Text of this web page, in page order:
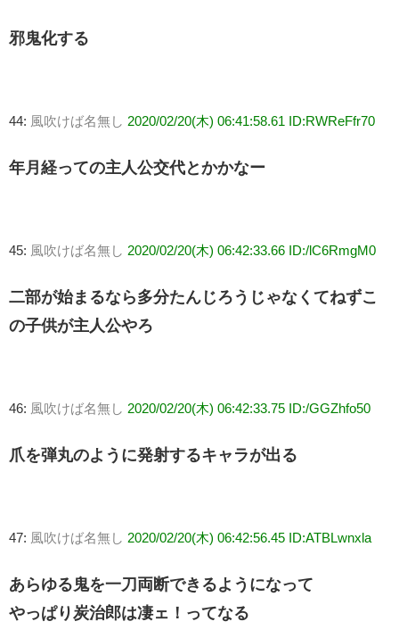
邪鬼化する
44: 風吹けば名無し 2020/02/20(木) 06:41:58.61 ID:RWReFfr70
年月経っての主人公交代とかかなー
45: 風吹けば名無し 2020/02/20(木) 06:42:33.66 ID:/lC6RmgM0
二部が始まるなら多分たんじろうじゃなくてねずこ
の子供が主人公やろ
46: 風吹けば名無し 2020/02/20(木) 06:42:33.75 ID:/GGZhfo50
爪を弾丸のように発射するキャラが出る
47: 風吹けば名無し 2020/02/20(木) 06:42:56.45 ID:ATBLwnxla
あらゆる鬼を一刀両断できるようになって
やっぱり炭治郎は凄ェ！ってなる